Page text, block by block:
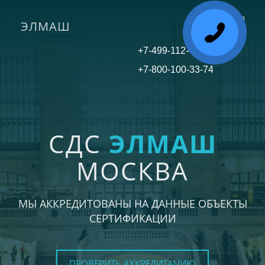
Toggle
ЭЛМАШ
СДС ЭЛМАШ
МОСКВА
МЫ АККРЕДИТОВАНЫ НА ДАННЫЕ ОБЪЕКТЫ
СЕРТИФИКАЦИИ
+7-499-112-45-81
+7-800-100-33-74